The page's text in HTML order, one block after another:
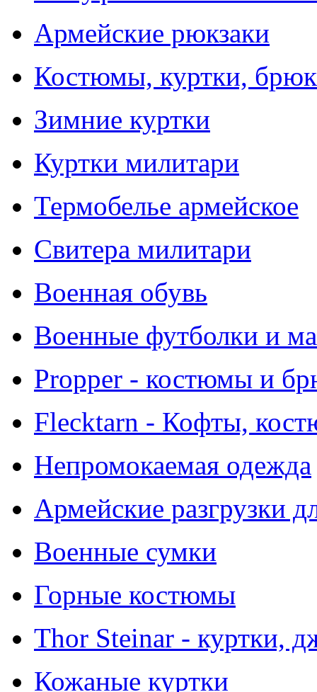
Армейские рюкзаки
Костюмы, куртки,
Зимние куртки
Куртки милитари
Термобелье армейское
Свитера милитари
Военная обувь
Военные футболки и
Propper - костюмы и
Flecktarn - Кофты,
Непромокаемая одежда
Армейские разгрузки
Военные сумки
Горные костюмы
Thor Steinar - куртки,
Кожаные куртки